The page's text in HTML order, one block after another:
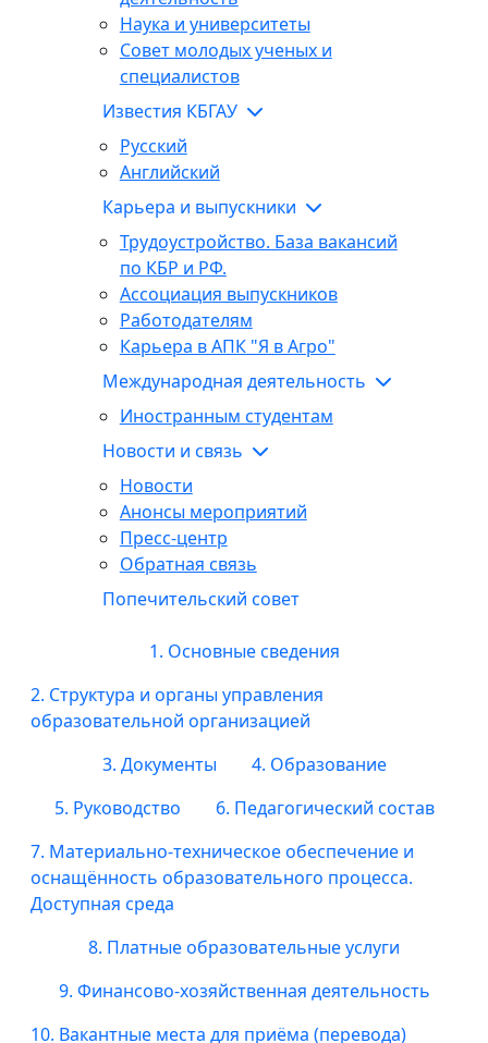
Наука и университеты
Совет молодых ученых и
специалистов
Известия КБГАУ
Русский
Английский
Карьера и выпускники
Трудоустройство. База вакансий
по КБР и РФ.
Ассоциация выпускников
Работодателям
Карьера в АПК "Я в Агро"
Международная деятельность
Иностранным студентам
Новости и связь
Новости
Анонсы мероприятий
Пресс-центр
Обратная связь
Попечительский совет
1. Основные сведения
2. Структура и органы управления
образовательной организацией
3. Документы
4. Образование
5. Руководство
6. Педагогический состав
7. Материально-техническое обеспечение и
оснащённость образовательного процесса.
Доступная среда
8. Платные образовательные услуги
9. Финансово-хозяйственная деятельность
10. Вакантные места для приёма (перевода)